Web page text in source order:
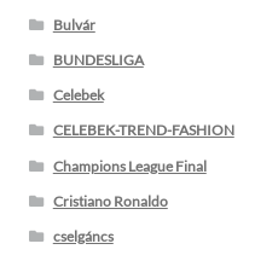
Bulvár
BUNDESLIGA
Celebek
CELEBEK-TREND-FASHION
Champions League Final
Cristiano Ronaldo
cselgáncs